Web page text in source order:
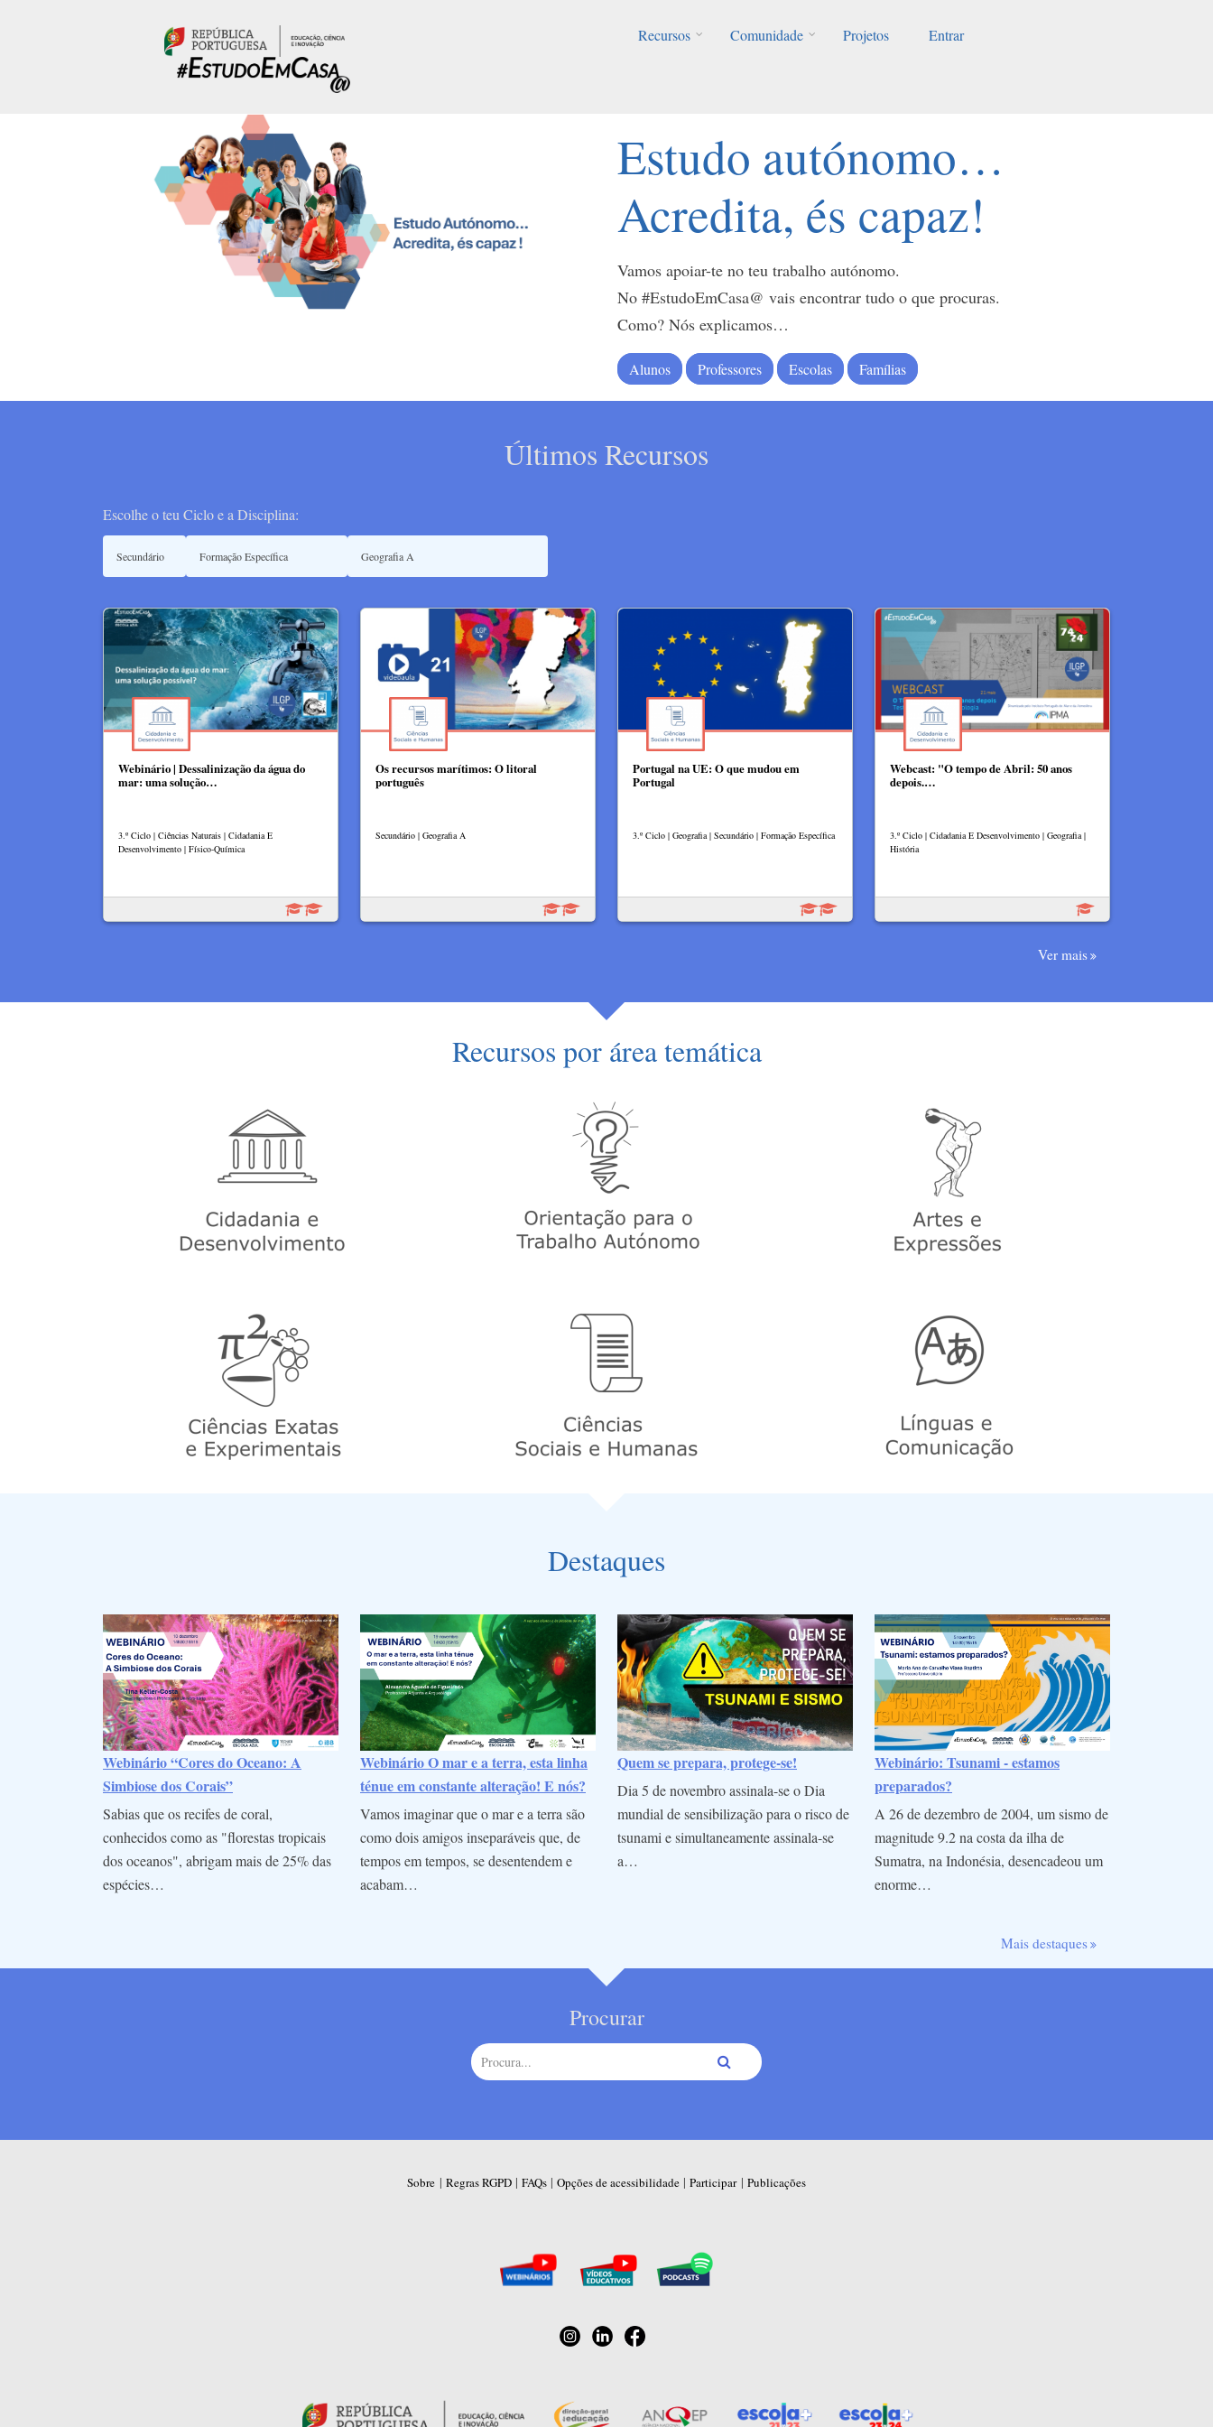
Recursos
Comunidade Projetos Entrar
Estudo autónomo…
Acredita, és capaz!
Vamos apoiar-te no teu trabalho autónomo.
No #EstudoEmCasa@ vais encontrar tudo o que procuras.
Como? Nós explicamos…
Alunos Professores Escolas Famílias
Últimos Recursos
Escolhe o teu Ciclo e a Disciplina:
Webinário | Dessalinização da água do
mar: uma solução…
3.º Ciclo | Ciências Naturais | Cidadania E
Desenvolvimento | Físico-Química
Os recursos marítimos: O litoral
português
Secundário | Geografia A
Portugal na UE: O que mudou em
Portugal
3.º Ciclo | Geografia | Secundário | Formação Específica
Webcast: "O tempo de Abril: 50 anos
depois.…
3.º Ciclo | Cidadania E Desenvolvimento | Geografia |
História
Ver mais
Recursos por área temática
Destaques
Webinário “Cores do Oceano: A
Simbiose dos Corais”
Sabias que os recifes de coral,
conhecidos como as "florestas tropicais
dos oceanos", abrigam mais de 25% das
espécies…
Webinário O mar e a terra, esta linha
ténue em constante alteração! E nós?
Vamos imaginar que o mar e a terra são
como dois amigos inseparáveis que, de
tempos em tempos, se desentendem e
acabam…
Quem se prepara, protege-se!
Dia 5 de novembro assinala-se o Dia
mundial de sensibilização para o risco de
tsunami e simultaneamente assinala-se
a…
Webinário: Tsunami - estamos
preparados?
A 26 de dezembro de 2004, um sismo de
magnitude 9.2 na costa da ilha de
Sumatra, na Indonésia, desencadeou um
enorme…
Mais destaques
Procurar
Sobre | Regras RGPD | FAQs | Opções de acessibilidade | Participar| Publicações